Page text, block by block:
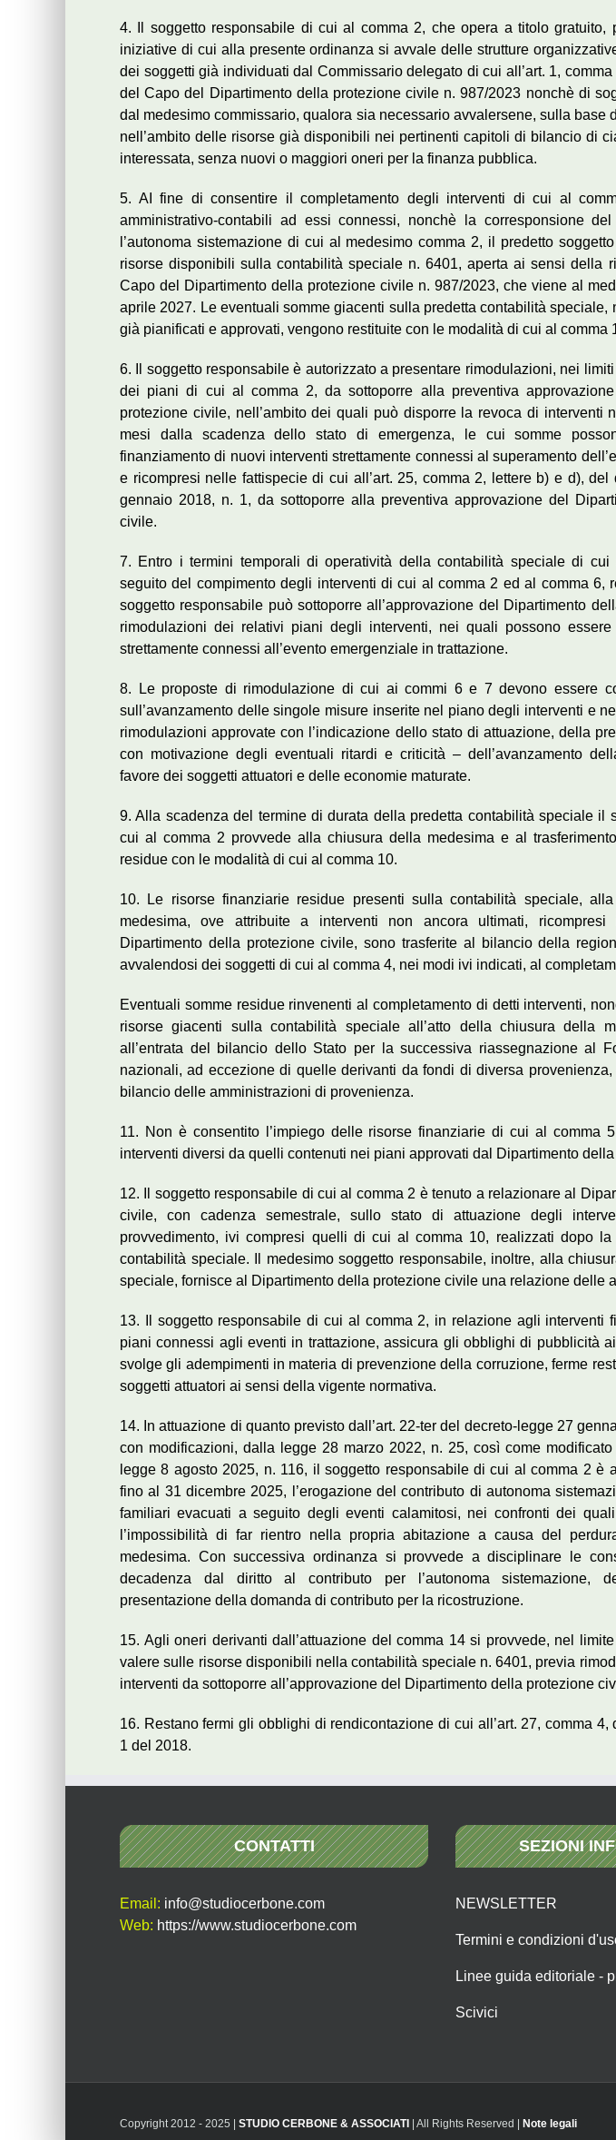
4. Il soggetto responsabile di cui al comma 2, che opera a titolo gratuito,
iniziative di cui alla presente ordinanza si avvale delle strutture
dei soggetti già individuati dal Commissario delegato di cui all’art. 1,
del Capo del Dipartimento della protezione civile n. 987/2023 nonchè di
dal medesimo commissario, qualora sia necessario avvalersene, sulla base
nell’ambito delle risorse già disponibili nei pertinenti capitoli di bilancio di
interessata, senza nuovi o maggiori oneri per la finanza pubblica.
5. AI fine di consentire il completamento degli interventi di cui al
amministrativo-contabili ad essi connessi, nonchè la corresponsione
l’autonoma sistemazione di cui al medesimo comma 2, il predetto
risorse disponibili sulla contabilità speciale n. 6401, aperta ai sensi della
Capo del Dipartimento della protezione civile n. 987/2023, che viene al
aprile 2027. Le eventuali somme giacenti sulla predetta contabilità speciale,
già pianificati e approvati, vengono restituite con le modalità di cui al comma
6. Il soggetto responsabile è autorizzato a presentare rimodulazioni, nei
dei piani di cui al comma 2, da sottoporre alla preventiva
protezione civile, nell’ambito dei quali può disporre la revoca di interventi
mesi dalla scadenza dello stato di emergenza, le cui somme
finanziamento di nuovi interventi strettamente connessi al superamento
e ricompresi nelle fattispecie di cui all’art. 25, comma 2, lettere b) e d),
gennaio 2018, n. 1, da sottoporre alla preventiva approvazione del
civile.
7. Entro i termini temporali di operatività della contabilità speciale di
seguito del compimento degli interventi di cui al comma 2 ed al comma 6,
soggetto responsabile può sottoporre all’approvazione del Dipartimento
rimodulazioni dei relativi piani degli interventi, nei quali possono
strettamente connessi all’evento emergenziale in trattazione.
8. Le proposte di rimodulazione di cui ai commi 6 e 7 devono essere
sull’avanzamento delle singole misure inserite nel piano degli interventi e
rimodulazioni approvate con l’indicazione dello stato di attuazione, della
con motivazione degli eventuali ritardi e criticità – dell’avanzamento
favore dei soggetti attuatori e delle economie maturate.
9. Alla scadenza del termine di durata della predetta contabilità speciale il
cui al comma 2 provvede alla chiusura della medesima e al
residue con le modalità di cui al comma 10.
10. Le risorse finanziarie residue presenti sulla contabilità speciale,
medesima, ove attribuite a interventi non ancora ultimati,
Dipartimento della protezione civile, sono trasferite al bilancio della
avvalendosi dei soggetti di cui al comma 4, nei modi ivi indicati, al
Eventuali somme residue rinvenenti al completamento di detti interventi,
risorse giacenti sulla contabilità speciale all’atto della chiusura della
all’entrata del bilancio dello Stato per la successiva riassegnazione al
nazionali, ad eccezione di quelle derivanti da fondi di diversa provenienza,
bilancio delle amministrazioni di provenienza.
11. Non è consentito l’impiego delle risorse finanziarie di cui al comma
interventi diversi da quelli contenuti nei piani approvati dal Dipartimento
12. Il soggetto responsabile di cui al comma 2 è tenuto a relazionare al
civile, con cadenza semestrale, sullo stato di attuazione degli
provvedimento, ivi compresi quelli di cui al comma 10, realizzati dopo la
contabilità speciale. Il medesimo soggetto responsabile, inoltre, alla
speciale, fornisce al Dipartimento della protezione civile una relazione delle
13. Il soggetto responsabile di cui al comma 2, in relazione agli interventi
piani connessi agli eventi in trattazione, assicura gli obblighi di pubblicità
svolge gli adempimenti in materia di prevenzione della corruzione, ferme
soggetti attuatori ai sensi della vigente normativa.
14. In attuazione di quanto previsto dall’art. 22-ter del decreto-legge 27
con modificazioni, dalla legge 28 marzo 2022, n. 25, così come modificato
legge 8 agosto 2025, n. 116, il soggetto responsabile di cui al comma 2 è
fino al 31 dicembre 2025, l’erogazione del contributo di autonoma
familiari evacuati a seguito degli eventi calamitosi, nei confronti dei
l’impossibilità di far rientro nella propria abitazione a causa del
medesima. Con successiva ordinanza si provvede a disciplinare le
decadenza dal diritto al contributo per l’autonoma sistemazione,
presentazione della domanda di contributo per la ricostruzione.
15. Agli oneri derivanti dall’attuazione del comma 14 si provvede, nel
valere sulle risorse disponibili nella contabilità speciale n. 6401, previa
interventi da sottoporre all’approvazione del Dipartimento della protezione
16. Restano fermi gli obblighi di rendicontazione di cui all’art. 27, comma 4,
1 del 2018.
CONTATTI
Email: info@studiocerbone.com
Web: https://www.studiocerbone.com
SEZIONI
NEWSLETTER
Termini e condizioni
Linee guida editoriale -
Scivici
Copyright 2012 - 2025 | STUDIO CERBONE & ASSOCIATI | All Rights Reserved | Note legali